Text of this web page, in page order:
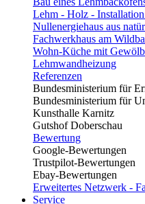
Lehm - Holz -
Nullenergiehaus aus
Fachwerkhaus am
Wohn-Küche mit
Lehmwandheizung
Referenzen
Bundesministerium für
Bundesministerium für
Kunsthalle Karnitz
Gutshof Doberschau
Bewertung
Google-Bewertungen
Trustpilot-Bewertungen
Ebay-Bewertungen
Erweitertes Netzwerk -
Service